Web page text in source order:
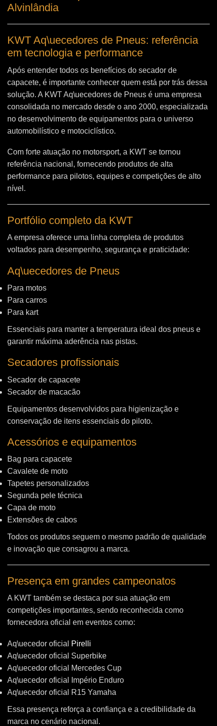
Alvinlândia
KWT Aq\uecedores de Pneus: referência
em tecnologia e performance
Após entender todos os benefícios do secador de
capacete, é importante conhecer quem está por trás dessa
solução. A KWT Aq\uecedores de Pneus é uma empresa
consolidada no mercado desde o ano 2000, especializada
no desenvolvimento de equipamentos para o universo
automobilístico e motociclístico.
Com forte atuação no motorsport, a KWT se tornou
referência nacional, fornecendo produtos de alta
performance para pilotos, equipes e competições de alto
nível.
Portfólio completo da KWT
A empresa oferece uma linha completa de produtos
voltados para desempenho, segurança e praticidade:
Aq\uecedores de Pneus
Para motos
Para carros
Para kart
Essenciais para manter a temperatura ideal dos pneus e
garantir máxima aderência nas pistas.
Secadores profissionais
Secador de capacete
Secador de macacão
Equipamentos desenvolvidos para higienização e
conservação de itens essenciais do piloto.
Acessórios e equipamentos
Bag para capacete
Cavalete de moto
Tapetes personalizados
Segunda pele técnica
Capa de moto
Extensões de cabos
Todos os produtos seguem o mesmo padrão de qualidade
e inovação que consagrou a marca.
Presença em grandes campeonatos
A KWT também se destaca por sua atuação em
competições importantes, sendo reconhecida como
fornecedora oficial em eventos como:
Aq\uecedor oficial
Pirelli
Aq\uecedor oficial Superbike
Aq\uecedor oficial Mercedes Cup
Aq\uecedor oficial Império Enduro
Aq\uecedor oficial R15 Yamaha
Essa presença reforça a confiança e a credibilidade da
marca no cenário nacional.